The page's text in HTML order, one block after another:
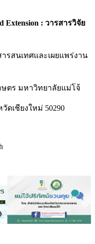
Extension : วารสารวิจัย
รสนเทศและเผยแพร่งาน
ษตร มหาวิทยาลัยแม่โจ้
ดเชียงใหม่ 50290